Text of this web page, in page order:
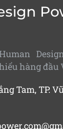
hàng đầu
Tam, TP.